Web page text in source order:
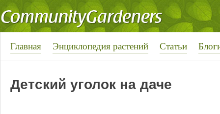
Главная Энциклопедия растений Статьи
Детский уголок на даче